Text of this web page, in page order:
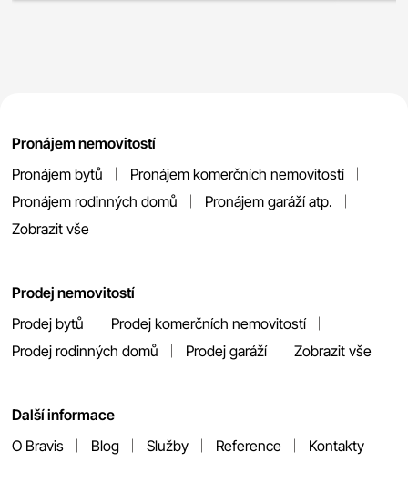
Pronájem nemovitostí
Pronájem bytů
Pronájem komerčních nemovitostí
Pronájem rodinných domů
Pronájem garáží atp.
Zobrazit vše
Prodej nemovitostí
Prodej bytů
Prodej komerčních nemovitostí
Prodej rodinných domů
Prodej garáží Zobrazit vše
Další informace
O Bravis
Blog Služby Reference Kontakty